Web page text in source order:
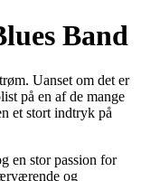
Band
Uanset om det er
på en af de mange
et stort indtryk på
en stor passion for
og